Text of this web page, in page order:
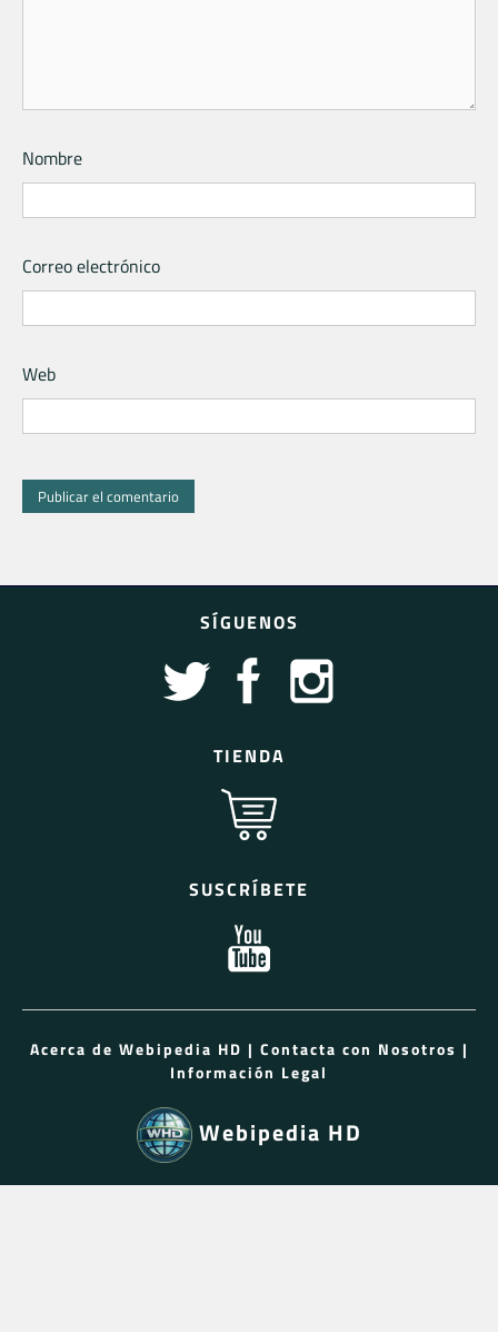
Nombre
Correo electrónico
Web
SÍGUENOS
TIENDA
SUSCRÍBETE
Acerca de Webipedia HD | Contacta con Nosotros |
Información Legal
Webipedia HD